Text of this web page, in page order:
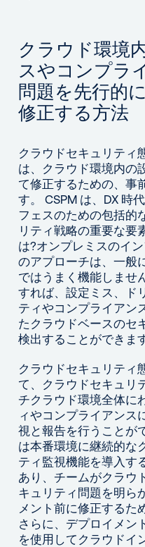
クラウド環境
スやコンプラ
問題を先行的
修正する方法
クラウドセキュリティ
は、クラウド環境内の
て修正するための、事
す。 CSPM は、DX 時
フェスのための包括的
リティ戦略の重要な要
は?オンプレミスのイ
のアプローチは、一般
ではうまく機能しませ
すれば、設定ミス、ド
ティやコンプライアン
たクラウドベースのセ
検出することができま
クラウドセキュリティ
て、クラウドセキュリ
チクラウド環境全体に
ィやコンプライアンス
視と報告を行うことが
は本番環境に継続的な
ティ監視機能を導入す
あり、チームがクラウ
キュリティ問題を明ら
メント前に修正するた
さらに、デプロイメン
を使用してクラウドイ